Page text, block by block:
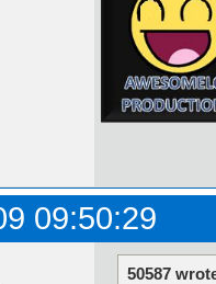
09:50:29
50587